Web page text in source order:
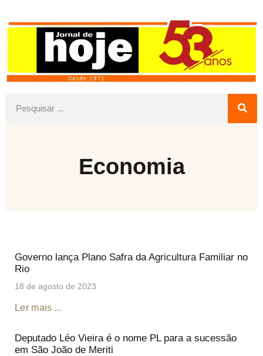
Economia
Governo lança Plano Safra da Agricultura Familiar no
Rio
18 de agosto de 2023
Ler mais ...
Deputado Léo Vieira é o nome PL para a sucessão
em São João de Meriti